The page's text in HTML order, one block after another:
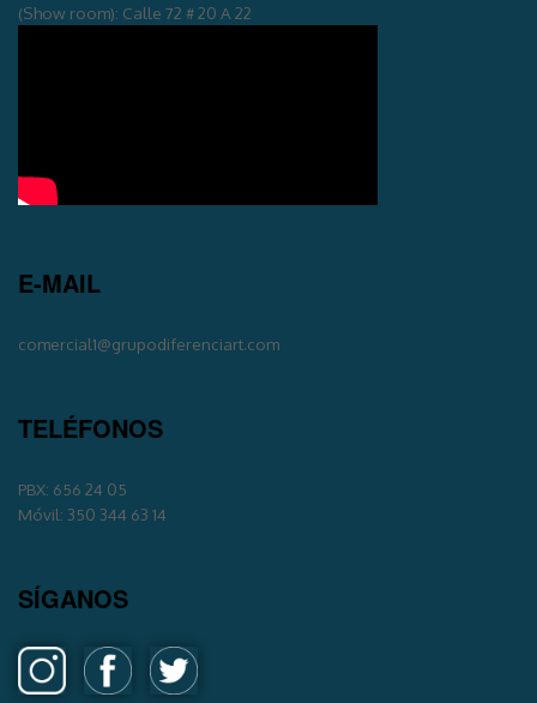
(Show room): Calle 72 # 20 A 22
E-MAIL
comercial1@grupodiferenciart.com
TELÉFONOS
PBX: 656 24 05
Móvil: 350 344 63 14
SÍGANOS